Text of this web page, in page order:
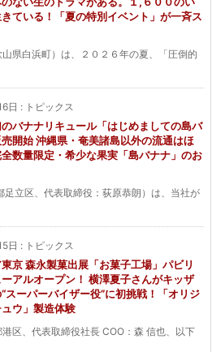
ている！「夏の特別イベント」が一斉ス
県白浜町）は、２０２６年の夏、「圧倒的
日 : トピックス
バナナリキュール「はじめましての島バ
開始 沖縄県・奄美諸島以外の流通はほ
数量限定・希少な果実「島バナナ」のお
立区、代表取締役：荻原恭朗）は、当社が
日 : トピックス
京 森永製菓出展「お菓子工場」パビリ
アルオープン！ 横澤夏子さんがキッザ
スーパーバイザー役”に初挑戦！「オリジ
ウ」製造体験
区、代表取締役社長 COO：森 信也、以下